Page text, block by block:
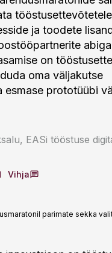
ja toodete
on
oma väljakutse
esmase prototüübi
EASi tööstuse
Vihja
parimate sekka